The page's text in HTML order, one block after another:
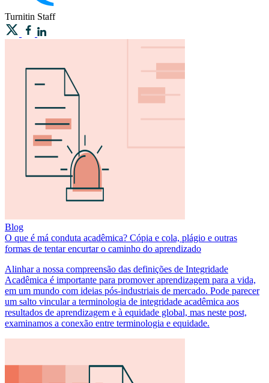
Turnitin Staff
Blog
O que é má conduta acadêmica? Cópia e cola, plágio e outras
formas de tentar encurtar o caminho do aprendizado
Alinhar a nossa compreensão das definições de Integridade
Acadêmica é importante para promover aprendizagem para a vida,
em um mundo com ideias pós-industriais de mercado. Pode parecer
um salto vincular a terminologia de integridade acadêmica aos
resultados de aprendizagem e à equidade global, mas neste post,
examinamos a conexão entre terminologia e equidade.